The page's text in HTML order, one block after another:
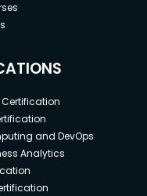
and DevOps
Analytics